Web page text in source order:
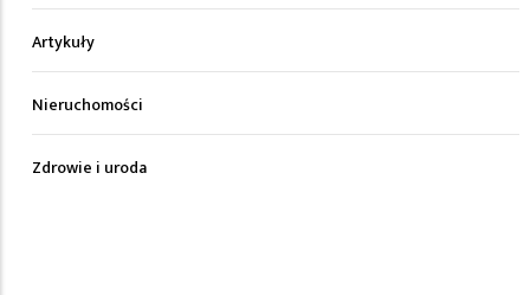
Artykuły
Nieruchomości
Zdrowie i uroda